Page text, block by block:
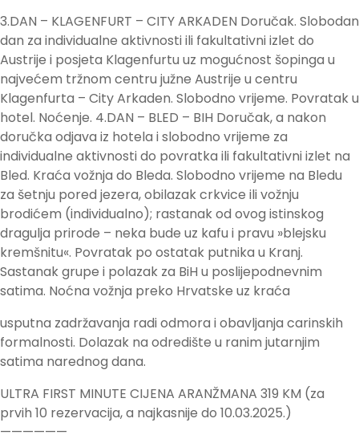
3.DAN – KLAGENFURT – CITY ARKADEN Doručak. Slobodan
dan za individualne aktivnosti ili fakultativni izlet do
Austrije i posjeta Klagenfurtu uz mogućnost šopinga u
najvećem tržnom centru južne Austrije u centru
Klagenfurta – City Arkaden. Slobodno vrijeme. Povratak u
hotel. Noćenje. 4.DAN – BLED – BIH Doručak, a nakon
doručka odjava iz hotela i slobodno vrijeme za
individualne aktivnosti do povratka ili fakultativni izlet na
Bled. Kraća vožnja do Bleda. Slobodno vrijeme na Bledu
za šetnju pored jezera, obilazak crkvice ili vožnju
brodićem (individualno); rastanak od ovog istinskog
dragulja prirode – neka bude uz kafu i pravu »blejsku
kremšnitu«. Povratak po ostatak putnika u Kranj.
Sastanak grupe i polazak za BiH u poslijepodnevnim
satima. Noćna vožnja preko Hrvatske uz kraća
usputna zadržavanja radi odmora i obavljanja carinskih
formalnosti. Dolazak na odredište u ranim jutarnjim
satima narednog dana.
ULTRA FIRST MINUTE CIJENA ARANŽMANA 319 KM (za
prvih 10 rezervacija, a najkasnije do 10.03.2025.)
——————